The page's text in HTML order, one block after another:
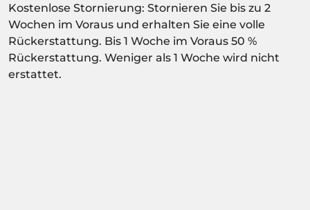
Kostenlose Stornierung: Stornieren Sie bis zu 2
Wochen im Voraus und erhalten Sie eine volle
Rückerstattung. Bis 1 Woche im Voraus 50 %
Rückerstattung. Weniger als 1 Woche wird nicht
erstattet.